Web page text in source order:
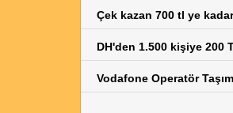
Çek kazan 700 tl ye
DH'den 1.500 kişiye 200
Vodafone Operatör